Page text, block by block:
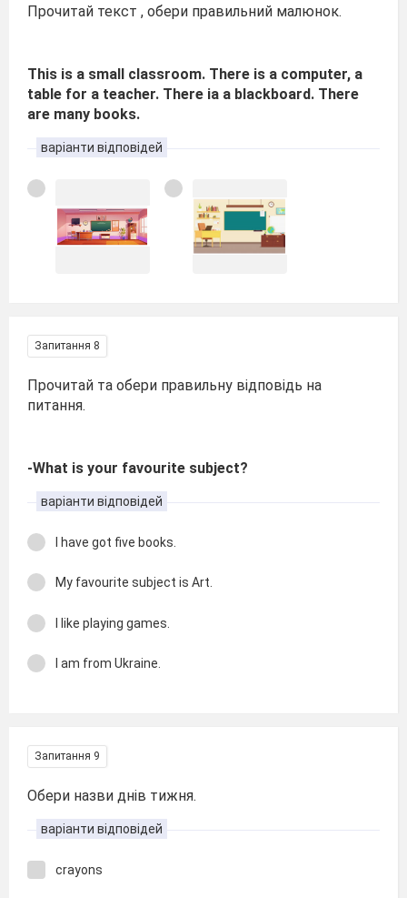
Прочитай текст , обери правильний малюнок.
This is a small classroom. There is a computer, a
table for a teacher. There ia a blackboard. There
are many books.
варіанти відповідей
Запитання 8
Прочитай та обери правильну відповідь на
питання.
-What is your favourite subject?
варіанти відповідей
I have got five books.
My favourite subject is Art.
I like playing games.
I am from Ukraine.
Запитання 9
Обери назви днів тижня.
варіанти відповідей
crayons